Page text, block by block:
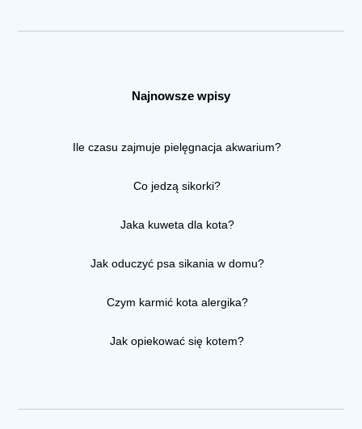
Najnowsze wpisy
Ile czasu zajmuje pielęgnacja akwarium?
Co jedzą sikorki?
Jaka kuweta dla kota?
Jak oduczyć psa sikania w domu?
Czym karmić kota alergika?
Jak opiekować się kotem?